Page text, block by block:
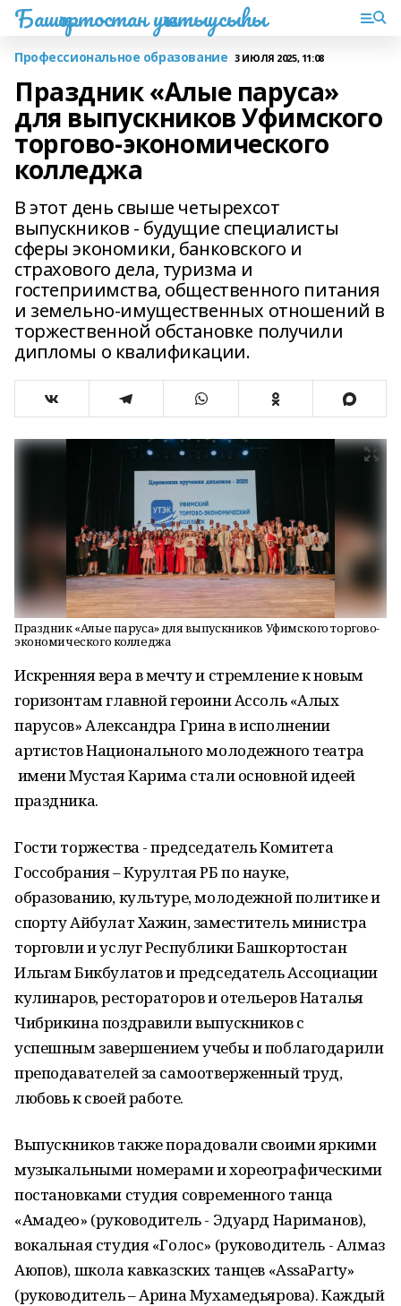
Башҡортостан уҡытыусыһы
Профессиональное образование 3 ИЮЛЯ 2025, 11:08
Праздник «Алые паруса»
для выпускников Уфимского
торгово-экономического
колледжа
В этот день свыше четырехсот
выпускников - будущие специалисты
сферы экономики, банковского и
страхового дела, туризма и
гостеприимства, общественного питания
и земельно-имущественных отношений в
торжественной обстановке получили
дипломы о квалификации.
Праздник «Алые паруса» для выпускников Уфимского торгово-
экономического колледжа
Искренняя вера в мечту и стремление к новым
горизонтам главной героини Ассоль «Алых
парусов» Александра Грина в исполнении
артистов Национального молодежного театра
имени Мустая Карима стали основной идеей
праздника.
Гости торжества - председатель Комитета
Госсобрания – Курултая РБ по науке,
образованию, культуре, молодежной политике и
спорту Айбулат Хажин, заместитель министра
торговли и услуг Республики Башкортостан
Ильгам Бикбулатов и председатель Ассоциации
кулинаров, рестораторов и отельеров Наталья
Чибрикина поздравили выпускников с
успешным завершением учебы и поблагодарили
преподавателей за самоотверженный труд,
любовь к своей работе.
Выпускников также порадовали своими яркими
музыкальными номерами и хореографическими
постановками студия современного танца
«Амадео» (руководитель - Эдуард Нариманов),
вокальная студия «Голос» (руководитель - Алмаз
Аюпов), школа кавказских танцев «AssaParty»
(руководитель – Арина Мухамедьярова). Каждый